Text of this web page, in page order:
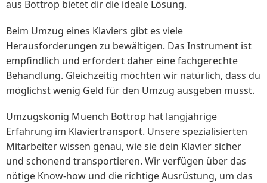
aus Bottrop bietet dir die ideale Lösung.
Beim Umzug eines Klaviers gibt es viele
Herausforderungen zu bewältigen. Das Instrument ist
empfindlich und erfordert daher eine fachgerechte
Behandlung. Gleichzeitig möchten wir natürlich, dass du
möglichst wenig Geld für den Umzug ausgeben musst.
Umzugskönig Muench Bottrop hat langjährige
Erfahrung im Klaviertransport. Unsere spezialisierten
Mitarbeiter wissen genau, wie sie dein Klavier sicher
und schonend transportieren. Wir verfügen über das
nötige Know-how und die richtige Ausrüstung, um das